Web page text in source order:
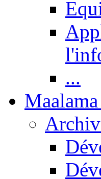
...